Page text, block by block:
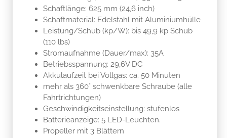
Schaftlänge: 625 mm (24,6 inch)
Schaftmaterial: Edelstahl mit Aluminiumhülle
Leistung/Schub (kp/W): bis 49,9 kp Schub
(110 lbs)
Stromaufnahme (Dauer/max): 35A
Betriebsspannung: 29,6V DC
Akkulaufzeit bei Vollgas: ca. 50 Minuten
mehr als 360° schwenkbare Schraube (alle
Fahrtrichtungen)
Geschwindigkeitseinstellung: stufenlos
Batterieanzeige: 5 LED-Leuchten.
Propeller mit 3 Blättern